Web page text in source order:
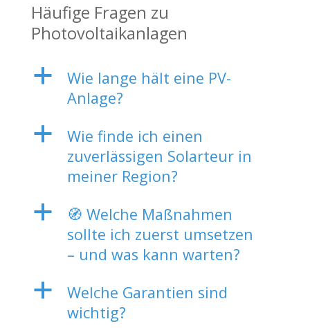
Häufige Fragen zu
Photovoltaikanlagen
a
Wie lange hält eine PV-
Anlage?
a
Wie finde ich einen
zuverlässigen Solarteur in
meiner Region?
a
🧭 Welche Maßnahmen
sollte ich zuerst umsetzen
– und was kann warten?
a
Welche Garantien sind
wichtig?